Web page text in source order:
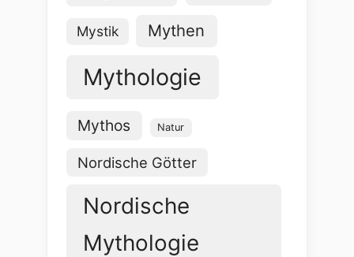
Mystik Mythen
Mythologie
Mythos Natur
Nordische Götter
Nordische
Mythologie